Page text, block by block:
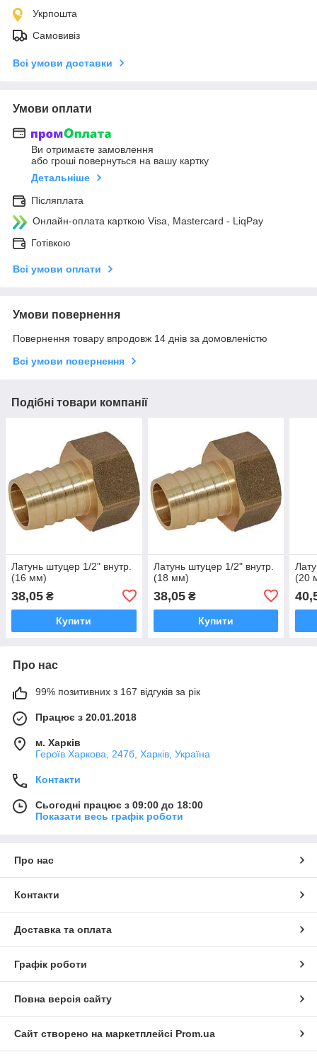
Укрпошта
Самовивіз
Всі умови доставки
Умови оплати
Ви отримаєте замовлення
або гроші повернуться на вашу картку
Детальніше
Післяплата
Онлайн-оплата карткою Visa, Mastercard - LiqPay
Готівкою
Всі умови оплати
Умови повернення
Повернення товару впродовж 14 днів за домовленістю
Всі умови повернення
Подібні товари компанії
Латунь штуцер 1/2" внутр.
(16 мм)
38,05 ₴
Купити
Латунь штуцер 1/2" внутр.
(18 мм)
38,05₴
Купити
(20
Про нас
99% позитивних з 167 відгуків за рік
Працює з 20.01.2018
м. Харків
Героїв Харкова, 247б, Харків, Україна
Контакти
Сьогодні працює з 09:00 до 18:00
Показати весь графік роботи
Про нас
Контакти
Доставка та оплата
Графік роботи
Повна версія сайту
Сайт створено на маркетплейсі Prom.ua